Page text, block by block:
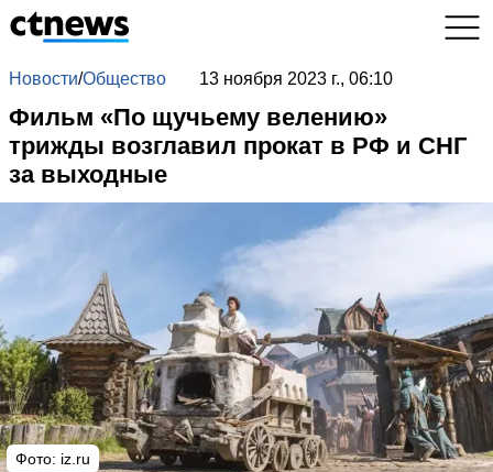
Новости/Общество 13 ноября 2023 г., 06:10
Фильм «По щучьему велению»
трижды возглавил прокат в РФ и СНГ
за выходные
Фото: iz.ru